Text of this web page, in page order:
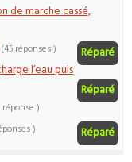
de marche cassé,
Réparé
(45 réponses )
l’eau puis
Réparé
réponse )
Réparé
)